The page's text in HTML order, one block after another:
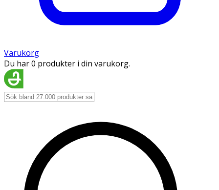
Varukorg
Du har 0 produkter i din varukorg.